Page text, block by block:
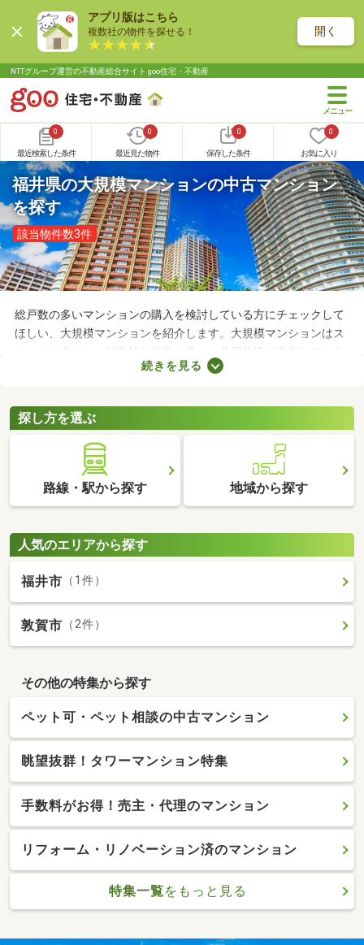
アプリ版はこちら
複数社の物件を探せる！ 開く
NTTグループ運営の不動産総合サイト goo住宅・不動産
0
最近検索した条件
0
最近見た物件
0
保存した条件
0
お気に入り
福井県の大規模マンションの中古マンション
を探す
該当物件数3件
総戸数の多いマンションの購入を検討している方にチェックして
ほしい、大規模マンションを紹介します。大規模マンションはス
ケールが大きい・好立地な物件が多い・共用施設が充実している
などのメリットがあります。豊かな生活を実現するポイントが備
ご検討してみてくださいね。
続きを見る
探し方を選ぶ
路線・駅から探す 地域から探す
人気のエリアから探す
福井市 （1件）
敦賀市 （2件）
その他の特集から探す
ペット可・ペット相談の中古マンション
眺望抜群！タワーマンション特集
手数料がお得！売主・代理のマンション
リフォーム・リノベーション済のマンション
特集一覧をもっと見る